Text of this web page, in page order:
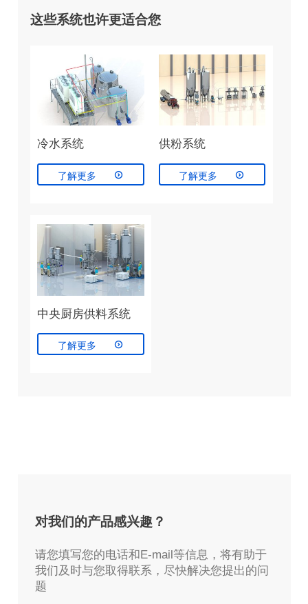
这些系统也许更适合您
冷水系统
了解更多 
供粉系统
了解更多 
中央厨房供料系统
了解更多 
对我们的产品感兴趣？
请您填写您的电话和E-mail等信息，将有助于
我们及时与您取得联系，尽快解决您提出的问
题